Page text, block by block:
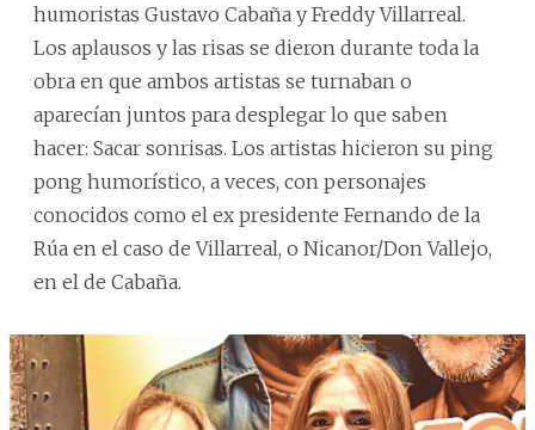
humoristas Gustavo Cabaña y Freddy Villarreal.
Los aplausos y las risas se dieron durante toda la
obra en que ambos artistas se turnaban o
aparecían juntos para desplegar lo que saben
hacer: Sacar sonrisas. Los artistas hicieron su ping
pong humorístico, a veces, con personajes
conocidos como el ex presidente Fernando de la
Rúa en el caso de Villarreal, o Nicanor/Don Vallejo,
en el de Cabaña.